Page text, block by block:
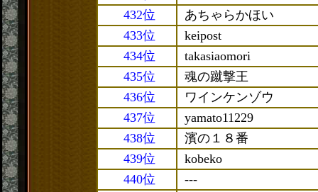
432位
あちゃらかほい
433位
keipost
434位
takasiaomori
435位
魂の蹴撃王
436位
ワインケンゾウ
437位
yamato11229
438位
濱の１８番
439位
kobeko
440位
---